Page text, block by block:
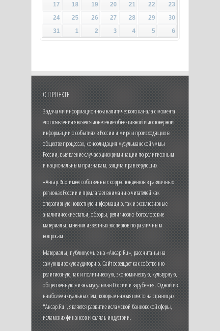
17
18 19 20 21 22
23
24
25 26 27 28 29
30
31
1 2 3 4 5 6
О ПРОЕКТЕ
Задачами информационно-аналитического канала с момента
его появления является донесение объективной и достоверной
информации о событиях в России и мире и происходящих в
обществе процессах, консолидация мусульманской уммы
России, выявление случаев дискриминации по религиозным
и национальным признакам, защита прав верующих.
«Ансар.Ru» имеет собственных корреспондентов в различных
регионах России и предлагает вниманию читателей как
оперативную новостную информацию, так и эксклюзивные
аналитические статьи, обзоры, религиозно-богословские
материалы, мнения известных экспертов по различным
вопросам.
Материалы, публикуемые на «Ансар.Ru», рассчитаны на
самую широкую аудиторию. Сайт освещает как собственно
религиозную, так и политическую, экономическую, культурную,
общественную жизнь мусульман России и зарубежья. Одной из
наиболее актуальных тем, которые находят место на страницах
"Ансар.Ru", является развитие исламской банковской сферы,
исламских финансов и халяль-индустрии.